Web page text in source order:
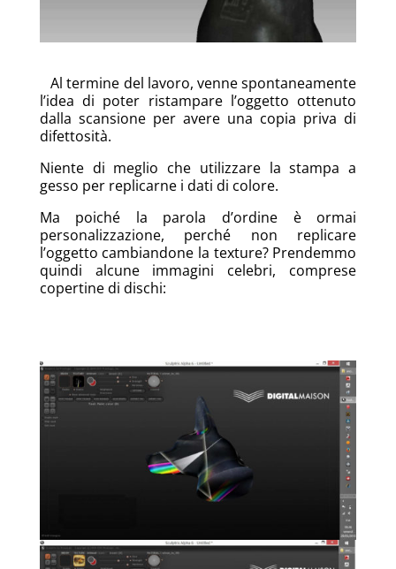
Al termine del lavoro, venne spontaneamente
l’idea di poter ristampare l’oggetto ottenuto
dalla scansione per avere una copia priva di
difettosità.
Niente di meglio che utilizzare la stampa a
gesso per replicarne i dati di colore.
Ma poiché la parola d’ordine è ormai
personalizzazione, perché non replicare
l’oggetto cambiandone la texture? Prendemmo
quindi alcune immagini celebri, comprese
copertine di dischi: